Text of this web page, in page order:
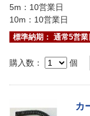
5m：10営業日
10m：10営業日
標準納期： 通常5営
購入数： 個
カ